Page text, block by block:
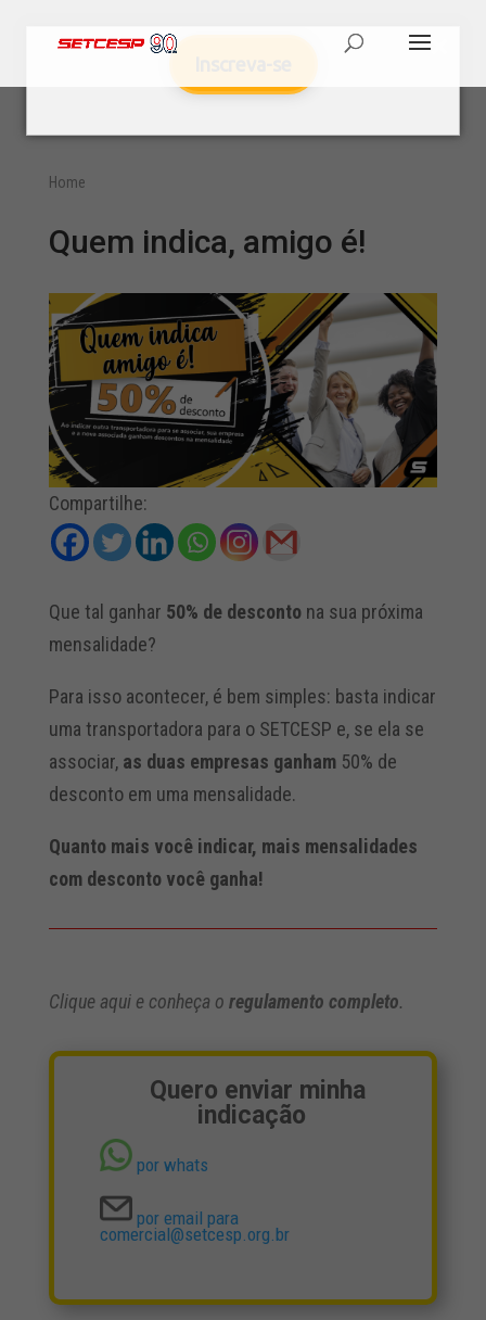
Home
Quem indica, amigo é!
Compartilhe:
Que tal ganhar 50% de descontona sua próxima
mensalidade?
Para isso acontecer, é bem simples: basta indicar
uma transportadora para o SETCESP e, se ela se
associar, as duas empresas ganham50% de
desconto em uma mensalidade.
Quanto mais você indicar, mais mensalidades
com desconto você ganha!
Clique aqui e conheça o regulamento completo.
Quero enviar minha
indicação
por whats
por email para
comercial@setcesp.org.br